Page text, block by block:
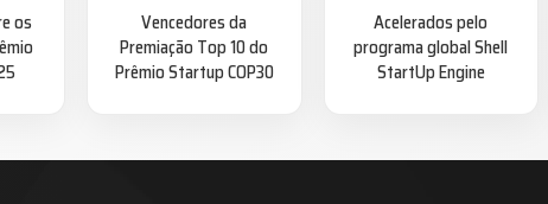
os
Vencedores da
Premiação Top 10 do
Prêmio Startup COP30
Acelerados pelo
programa global Shell
StartUp Engine